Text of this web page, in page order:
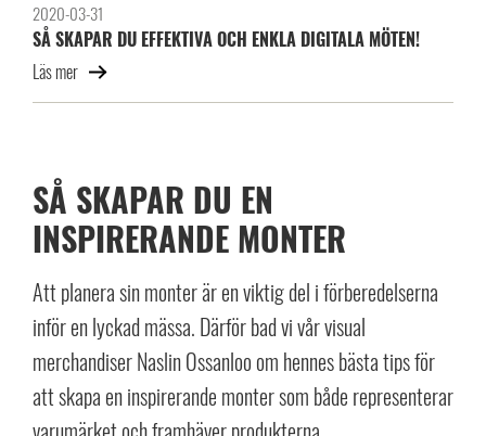
2020-03-31
SÅ SKAPAR DU EFFEKTIVA OCH ENKLA DIGITALA MÖTEN!
Läs mer
SÅ SKAPAR DU EN
INSPIRERANDE MONTER
Att planera sin monter är en viktig del i förberedelserna
inför en lyckad mässa. Därför bad vi vår visual
merchandiser Naslin Ossanloo om hennes bästa tips för
att skapa en inspirerande monter som både representerar